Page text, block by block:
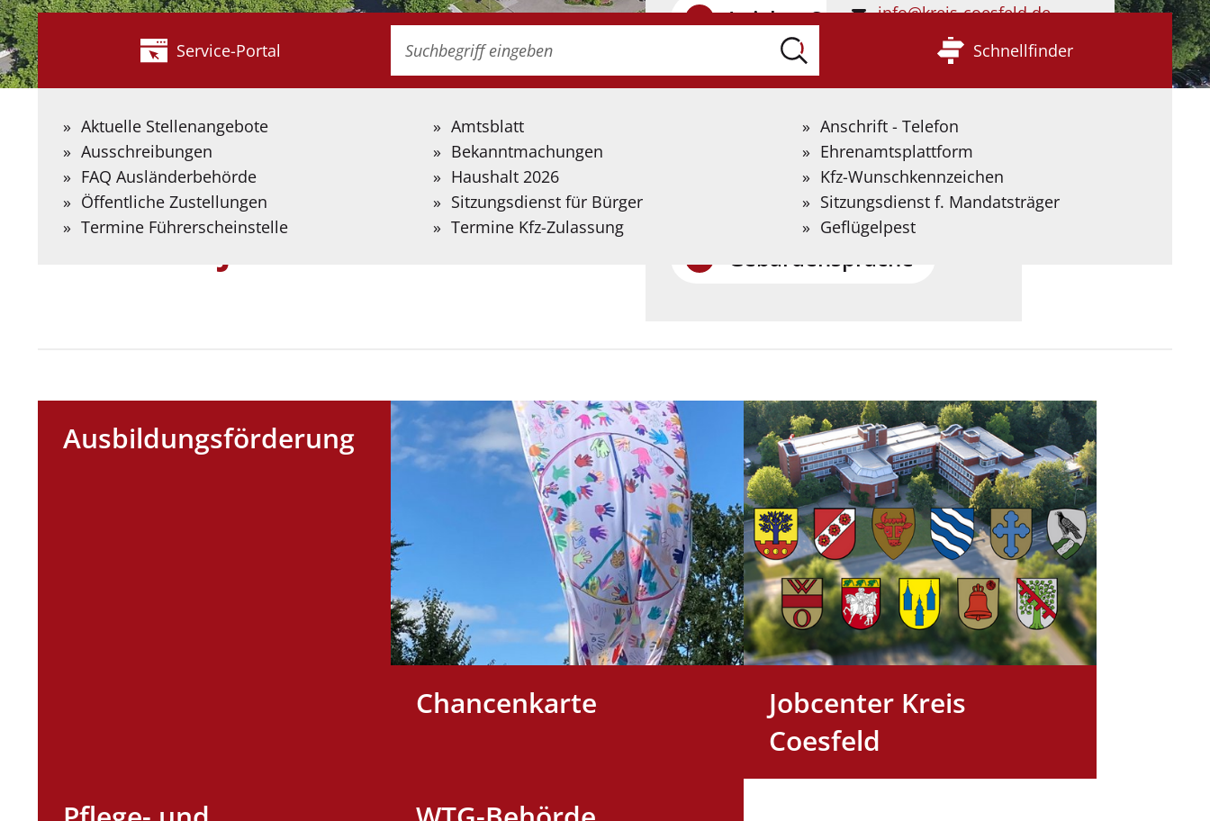
Service-Portal Suche
suchen
Sie?
Suchbegriff
eingeben.
Schnellfinder
Kreis Coesfeld Themen & Projekte
Soziales + Jobcenter
Ausbildungsförderung
Chancenkarte
Jobcenter Kreis
Coesfeld
Leichte Sprache
Gebärdensprache
Auf der folgenden Seite stellen wir
Informationen in Deutscher
Gebärdensprache bereit, die mit Hilfe
Künstlicher Intelligenz übersetzt wurden.
Gebärdensprache
info@kreis-coesfeld.de
Kontaktformular
Aktuelle Stellenangebote Amtsblatt
Anschrift - Telefon
Ausschreibungen
Bekanntmachungen
Ehrenamtsplattform
FAQ Ausländerbehörde
Haushalt 2026
Kfz-Wunschkennzeichen
Öffentliche Zustellungen
Sitzungsdienst für Bürger
Sitzungsdienst f. Mandatsträger
Termine Führerscheinstelle
Termine Kfz-Zulassung Geflügelpest